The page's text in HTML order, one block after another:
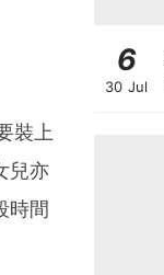
裝上
兒亦
時間
6
30 Jul